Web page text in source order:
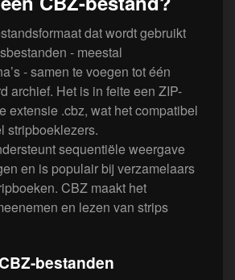
dat wordt gebruikt
- meestal
- samen te voegen tot één
archief. Het is in feite een ZIP-
extensie .cbz, wat het compatibel
stripboeklezers.
sequentiële weergave
en is populair bij verzamelaars
CBZ maakt het
en lezen van strips
bestanden